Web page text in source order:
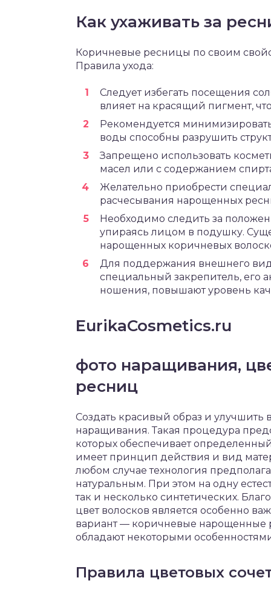
Как ухаживать за
Коричневые ресницы по своим
Правила ухода:
Следует избегать посещения
влияет на красящий пигмент,
Рекомендуется
воды способны разрушить
Запрещено использовать
масел или с содержанием
Желательно приобрести
расчесывания нарощенных
Необходимо следить за
упираясь лицом в подушку.
нарощенных коричневых
Для поддержания внешнего
специальный закрепитель, его
ношения, повышают уровень
EurikaCosmetics.ru
фото наращивания,
ресниц
Создать красивый образ и
наращивания. Такая процедура
которых обеспечивает
имеет принцип действия и вид
любом случае технология
натуральным. При этом на одну
так и несколько синтетических.
цвет волосков является особенно
вариант — коричневые
обладают некоторыми
Правила цветовых